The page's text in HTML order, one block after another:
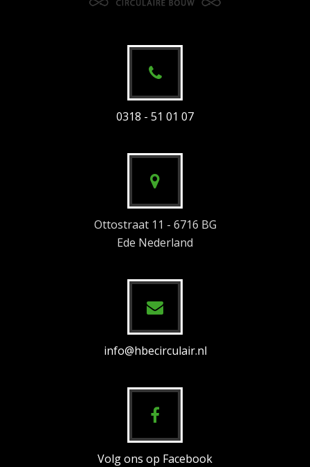
0318 - 51 01 07
Ottostraat 11 - 6716 BG
Ede Nederland
info@hbecirculair.nl
Volg ons op Facebook